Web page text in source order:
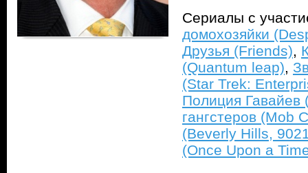
Сериалы с
домохозяйки
Друзья (Friends),
(Quantum leap),
(Star Trek:
Полиция Гавайев
гангстеров (Mob
(Beverly Hills,
(Once Upon a